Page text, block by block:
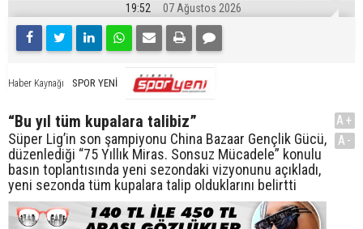
19:52 07 Ağustos 2026
Haber Kaynağı SPOR YENİ
“Bu yıl tüm kupalara talibiz”
Süper Lig’in son şampiyonu China Bazaar Gençlik Gücü,
düzenlediği “75 Yıllık Miras. Sonsuz Mücadele” konulu
basın toplantısında yeni sezondaki vizyonunu açıkladı,
yeni sezonda tüm kupalara talip olduklarını belirtti
A+
A-